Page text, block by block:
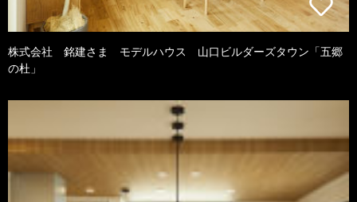
株式会社 銘建さま モデルハウス 山口ビルダーズタウン「五郷
の杜」